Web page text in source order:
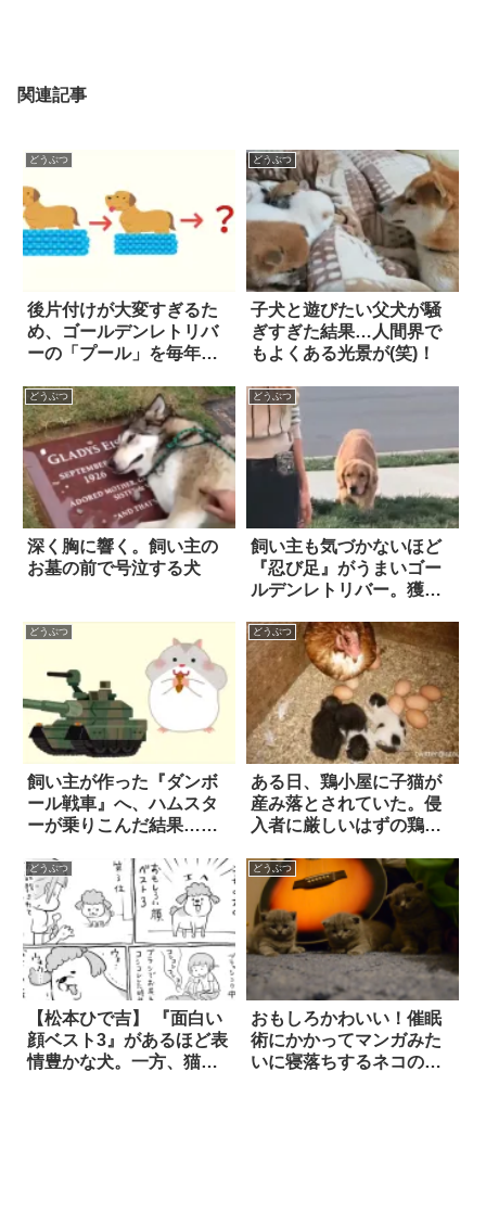
関連記事
どうぶつ
後片付けが大変すぎるた
め、ゴールデンレトリバ
ーの「プール」を毎年ワ
結果、現在では…！？
どうぶつ
子犬と遊びたい父犬が騒
ぎすぎた結果…人間界で
もよくある光景が(笑)！
どうぶつ
深く胸に響く。飼い主の
お墓の前で号泣する犬
どうぶつ
飼い主も気づかないほど
『忍び足』がうまいゴー
ルデンレトリバー。獲物
姿は…まるでライオ
ン！？
どうぶつ
飼い主が作った『ダンボ
ール戦車』へ、ハムスタ
ーが乗りこんだ結果…
ートを撃ち抜かれた！！
どうぶつ
ある日、鶏小屋に子猫が
産み落とされていた。侵
入者に厳しいはずの鶏
どうぶつ
【松本ひで吉】 『面白い
顔ベスト3』があるほど表
情豊かな犬。一方、猫も
どうぶつ
おもしろかわいい！催眠
術にかかってマンガみた
いに寝落ちするネコの集